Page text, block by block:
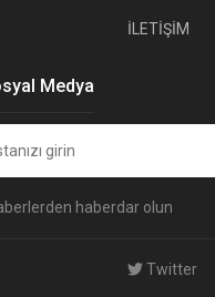
İLETİŞİM
Medya
haberdar olun
Twitter